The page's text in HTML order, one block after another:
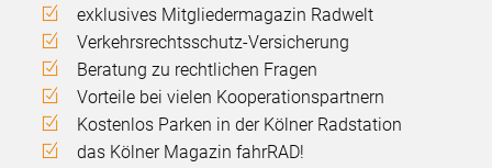
exklusives Mitgliedermagazin Radwelt
Verkehrsrechtsschutz-Versicherung
Beratung zu rechtlichen Fragen
Vorteile bei vielen Kooperationspartnern
Kostenlos Parken in der Kölner Radstation
das Kölner Magazin fahrRAD!